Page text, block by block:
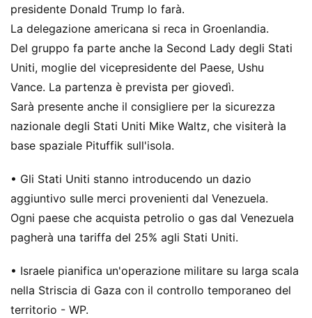
presidente Donald Trump lo farà.
La delegazione americana si reca in Groenlandia.
Del gruppo fa parte anche la Second Lady degli Stati
Uniti, moglie del vicepresidente del Paese, Ushu
Vance. La partenza è prevista per giovedì.
Sarà presente anche il consigliere per la sicurezza
nazionale degli Stati Uniti Mike Waltz, che visiterà la
base spaziale Pituffik sull'isola.
• Gli Stati Uniti stanno introducendo un dazio
aggiuntivo sulle merci provenienti dal Venezuela.
Ogni paese che acquista petrolio o gas dal Venezuela
pagherà una tariffa del 25% agli Stati Uniti.
• Israele pianifica un'operazione militare su larga scala
nella Striscia di Gaza con il controllo temporaneo del
territorio - WP.